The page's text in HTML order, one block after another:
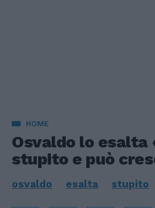
HOME
Osvaldo lo esalta
stupito e può
osvaldo esalta stupito